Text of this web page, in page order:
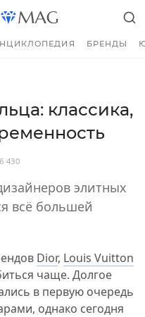
БРЕНДЫ
классика,
6 430
элитных
всё большей
Dior, Louis Vuitton
чаще. Долгое
в первую очередь
однако сегодня